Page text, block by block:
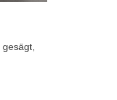
gesägt,